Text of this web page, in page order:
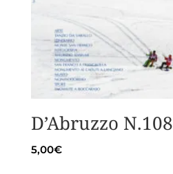
D’Abruzzo N.108
5,00€